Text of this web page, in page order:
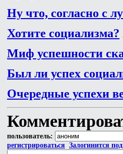
Ну что, согласно с
Хотите социализма?
Миф успешности
Был ли успех
Очередные успехи
пользователь:
регистрироваться Залогинится